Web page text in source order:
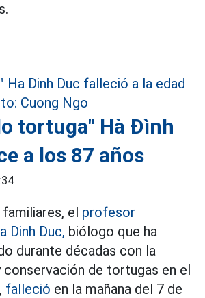
tortuga" Hà Đình
a los 87 años
el profesor
Dinh Duc, biólogo que ha
durante décadas con la
conservación de tortugas en el
falleció en la mañana del 7 de